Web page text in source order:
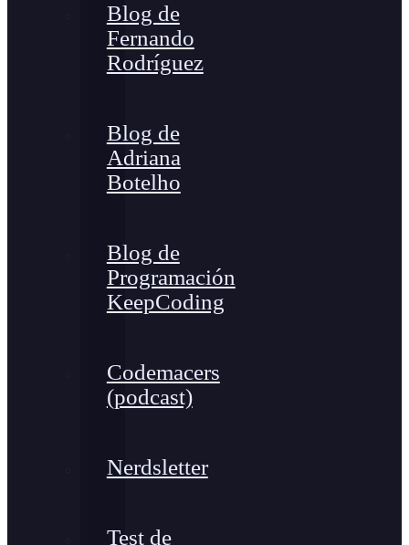
Blog de
Fernando
Rodríguez
Blog de
Adriana
Botelho
Blog de
Programación
KeepCoding
Codemacers
(podcast)
Nerdsletter
Test de